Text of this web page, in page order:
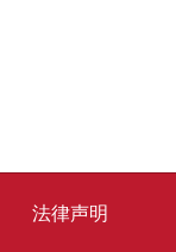
法律声明